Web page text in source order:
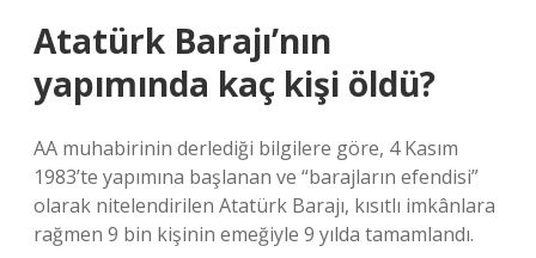
Atatürk Barajı’nın
yapımında kaç kişi öldü?
AA muhabirinin derlediği bilgilere göre, 4 Kasım
1983’te yapımına başlanan ve “barajların efendisi”
olarak nitelendirilen Atatürk Barajı, kısıtlı imkânlara
rağmen 9 bin kişinin emeğiyle 9 yılda tamamlandı.